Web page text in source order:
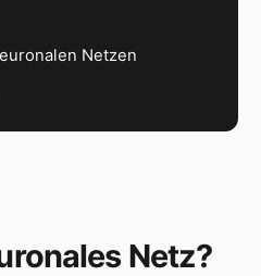
Netzen
Netz?